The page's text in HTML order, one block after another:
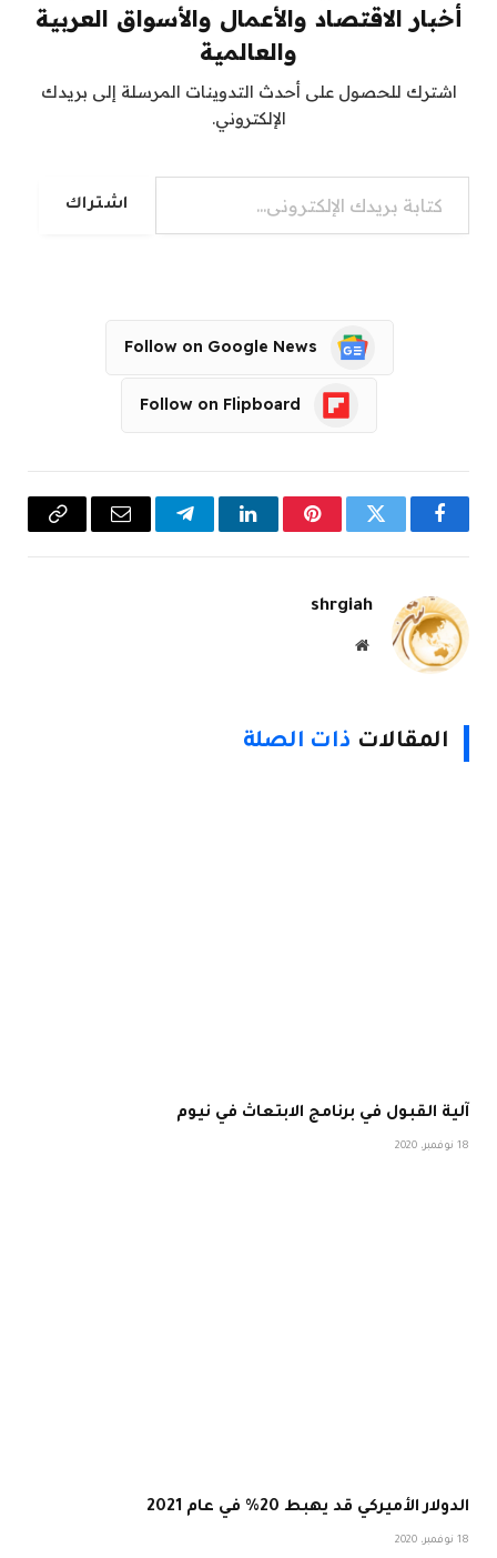
أخبار الاقتصاد والأعمال والأسواق العربية
والعالمية
اشترك للحصول على أحدث التدوينات المرسلة إلى بريدك
الإلكتروني.
كتابة بريدك الإلكتروني...
اشتراك
Follow on Google News
Follow on Flipboard
فيسبوكتويتر بينتيريستلينكدإن تيلقرام البريد
Copy
shrgiah
موقع
المقالات ذات الصلة
آلية القبول في برنامج الابتعاث في نيوم
18 نوفمبر، 2020
الدولار الأميركي قد يهبط 20% في عام 2021
18 نوفمبر، 2020